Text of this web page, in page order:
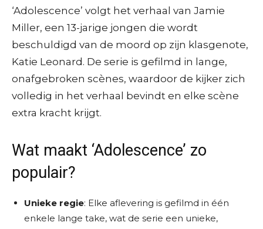
‘Adolescence’ volgt het verhaal van Jamie
Miller, een 13-jarige jongen die wordt
beschuldigd van de moord op zijn klasgenote,
Katie Leonard. De serie is gefilmd in lange,
onafgebroken scènes, waardoor de kijker zich
volledig in het verhaal bevindt en elke scène
extra kracht krijgt.
Wat maakt ‘Adolescence’ zo
populair?
Unieke regie: Elke aflevering is gefilmd in één
enkele lange take, wat de serie een unieke,